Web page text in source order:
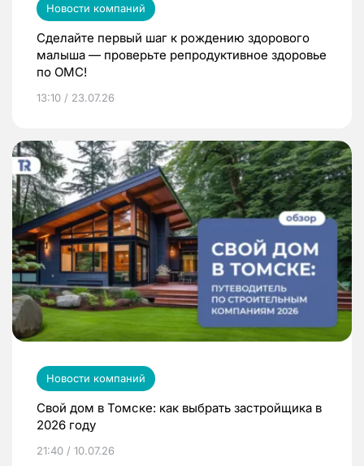
Новости компаний
Сделайте первый шаг к рождению здорового
малыша — проверьте репродуктивное здоровье
по ОМС!
13:10 / 23.07.26
Новости компаний
Свой дом в Томске: как выбрать застройщика в
2026 году
21:40 / 10.07.26